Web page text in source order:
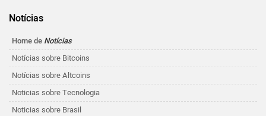
Notícias
Home de Notícias
Notícias sobre Bitcoins
Notícias sobre Altcoins
Noticias sobre Tecnologia
Noticias sobre Brasil